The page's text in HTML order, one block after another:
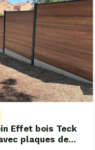
Effet bois Teck
plaques de